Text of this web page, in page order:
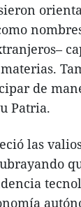
de
Patria.
las